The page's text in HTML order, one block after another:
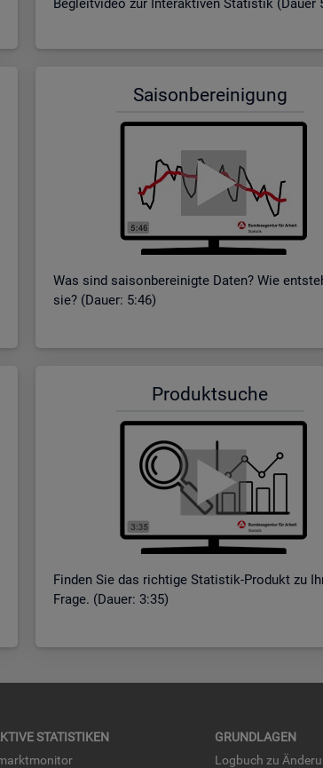
Be­gleit­vi­deo zur In­ter­ak­ti­ven Sta­tis­tik (Dauer
Sai­son­be­rei­ni­gung
Was sind sai­son­be­rei­nig­te Daten? Wie
sie? (Dauer: 5:46)
Pro­dukt­su­che
Fin­den Sie das rich­ti­ge Sta­tis­tik-Pro­dukt zu
Frage. (Dauer: 3:35)
STA­TIS­TI­KEN
GRUND­LA­GEN
Log­buch zu